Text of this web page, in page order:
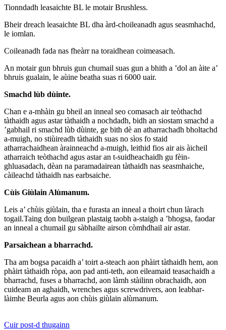
Tionndadh leasaichte BL le motair Brushless.
Bheir dreach leasaichte BL dha àrd-choileanadh agus seasmhachd,
le iomlan.
Coileanadh fada nas fheàrr na toraidhean coimeasach.
An motair gun bhruis gun chumail suas gun a bhith a ’dol an àite a’
bhruis gualain, le aùine beatha suas ri 6000 uair.
Smachd lùb dùinte.
Chan e a-mhàin gu bheil an inneal seo comasach air teòthachd
tàthaidh agus astar tàthaidh a nochdadh, bidh an siostam smachd a
’gabhail ri smachd lùb dùinte, ge bith dè an atharrachadh bholtachd
a-muigh, no stiùireadh tàthaidh suas no sìos fo staid
atharrachaidhean àrainneachd a-muigh, leithid fios air ais àicheil
atharraich teòthachd agus astar an t-suidheachaidh gu fèin-
ghluasadach, dèan na paramadairean tàthaidh nas seasmhaiche,
càileachd tàthaidh nas earbsaiche.
Cùis Giùlain Alùmanum.
Leis a’ chùis giùlain, tha e furasta an inneal a thoirt chun làrach
togail.Taing don builgean plastaig taobh a-staigh a ’bhogsa, faodar
an inneal a chumail gu sàbhailte airson còmhdhail air astar.
Parsaichean a bharrachd.
Tha am bogsa pacaidh a’ toirt a-steach aon phàirt tàthaidh hem, aon
phàirt tàthaidh ròpa, aon pad anti-teth, aon eileamaid teasachaidh a
bharrachd, fuses a bharrachd, aon làmh stàilinn obrachaidh, aon
cuideam an aghaidh, wrenches agus screwdrivers, aon leabhar-
làimhe Beurla agus aon chùis giùlain alùmanum.
Cuir post-d thugainn